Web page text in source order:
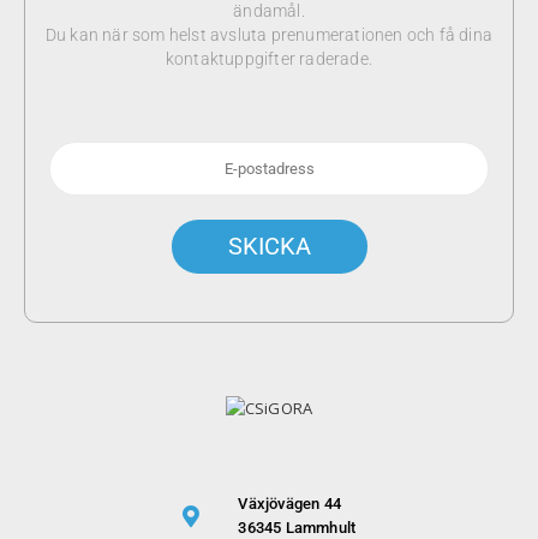
ändamål.
Du kan när som helst avsluta prenumerationen och få dina
kontaktuppgifter raderade.
Växjövägen 44
36345 Lammhult